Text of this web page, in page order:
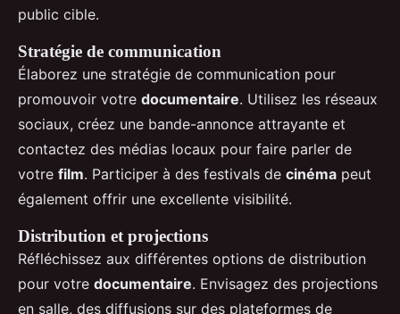
public cible.
Stratégie de communication
Élaborez une stratégie de communication pour
promouvoir votre documentaire. Utilisez les réseaux
sociaux, créez une bande-annonce attrayante et
contactez des médias locaux pour faire parler de
votre film. Participer à des festivals de cinéma peut
également offrir une excellente visibilité.
Distribution et projections
Réfléchissez aux différentes options de distribution
pour votre documentaire. Envisagez des projections
en salle, des diffusions sur des plateformes de